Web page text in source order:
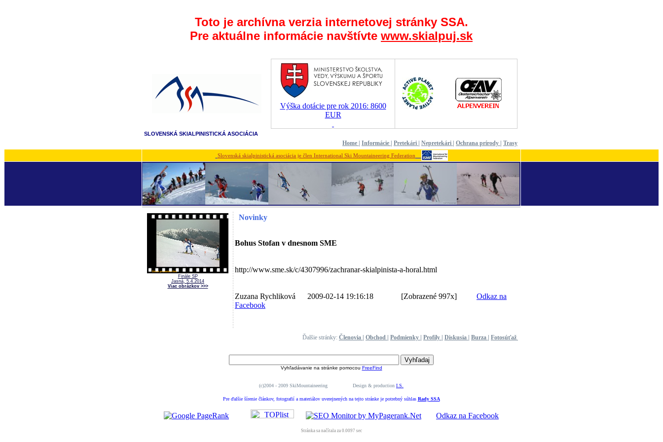
Toto je archívna verzia internetovej stránky SSA.
Pre aktuálne informácie navštívte www.skialpuj.sk
Výška dotácie pre rok 2016: 8600
EUR
SLOVENSKÁ SKIALPINISTICKÁ ASOCIÁCIA
Home Informácie Pretekári Nepretekári Ochrana prírody Trasy
Slovenská skialpinistická asociácia je člen International Ski Mountaineering Federation
Finále SP
Jasná, 5.4.2014
Viac obrázkov >>>
Novinky
Bohus Stofan v dnesnom SME
http://www.sme.sk/c/4307996/zachranar-skialpinista-a-horal.html
Zuzana Rychliková 2009-02-14 19:16:18 [Zobrazené 997x]
Odkaz na
Facebook
Ďalšie stránky: Členovia Obchod Podmienky Profily Diskusia Burza Fotosúťaž
Vyhľadávanie na stránke pomocou FreeFind
(c)2004 - 2009 SkiMountaineering Design & production I.S.
Pre ďalšie šírenie článkov, fotografií a materiálov uverejnených na tejto stránke je potrebný súhlas Rady SSA
Odkaz na Facebook
Stránka sa načítala za 0.0097 sec